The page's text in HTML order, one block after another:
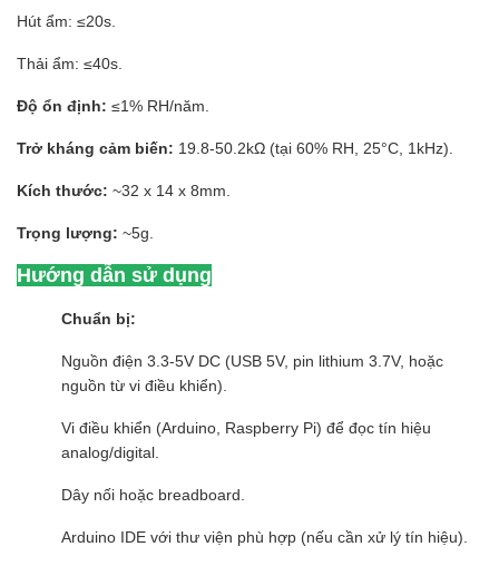
Hút ẩm: ≤20s.
Thải ẩm: ≤40s.
Độ ổn định: ≤1% RH/năm.
Trở kháng cảm biến: 19.8-50.2kΩ (tại 60% RH, 25°C, 1kHz).
Kích thước: ~32 x 14 x 8mm.
Trọng lượng: ~5g.
Hướng dẫn sử dụng
Chuẩn bị:
Nguồn điện 3.3-5V DC (USB 5V, pin lithium 3.7V, hoặc
nguồn từ vi điều khiển).
Vi điều khiển (Arduino, Raspberry Pi) để đọc tín hiệu
analog/digital.
Dây nối hoặc breadboard.
Arduino IDE với thư viện phù hợp (nếu cần xử lý tín hiệu).